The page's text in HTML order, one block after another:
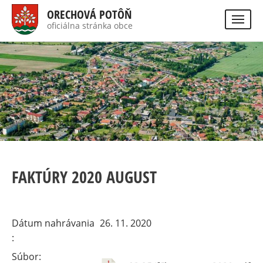
na
obsah
ORECHOVÁ POTÔŇ
oficiálna stránka obce
site
version
Hladať
FAKTÚRY 2020 AUGUST
Dátum nahrávania 26. 11. 2020
Súbor